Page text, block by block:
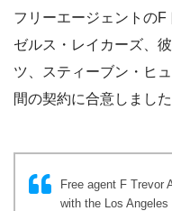
フリーエージェントの
ゼルス・レイカーズ、
ツ、スティーブン・ヒ
間の契約に合意しました
Free agent F Trevor
with the Los Angeles